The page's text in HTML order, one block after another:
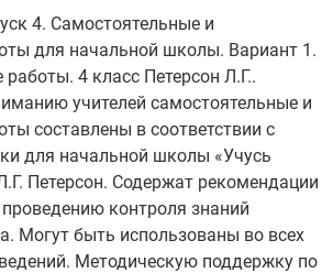
4. Самостоятельные и
для начальной школы. Вариант 1.
4 класс Петерсон Л.Г..
учителей самостоятельные и
составлены в соответствии с
для начальной школы «Учусь
Петерсон. Содержат рекомендации
контроля знаний
Могут быть использованы во всех
Методическую поддержку по